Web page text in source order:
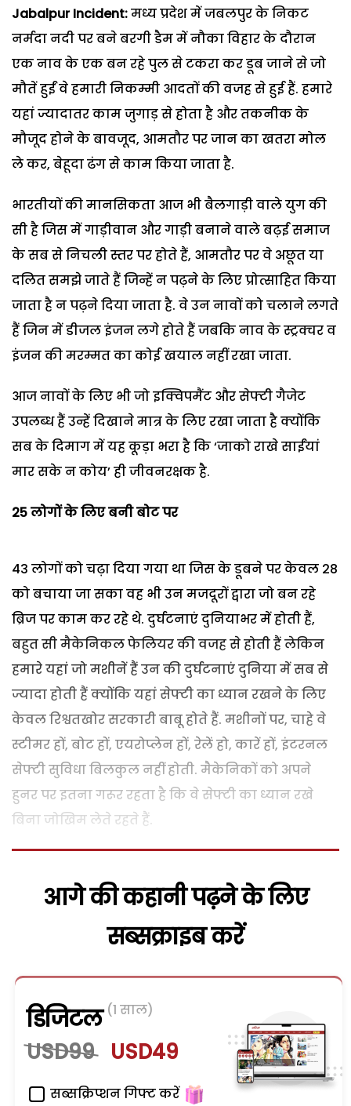
Jabalpur Incident:मध्य प्रदेश में जबलपुर के निकट
नर्मदा नदी पर बने बरगी डैम में नौका विहार के दौरान
एक नाव के एक बन रहे पुल से टकरा कर डूब जाने से जो
मौतें हुईं वे हमारी निकम्मी आदतों की वजह से हुई हैं. हमारे
यहां ज्यादातर काम जुगाड़ से होता है और तकनीक के
मौजूद होने के बावजूद, आमतौर पर जान का खतरा मोल
ले कर, बेहूदा ढंग से काम किया जाता है.
भारतीयों की मानसिकता आज भी बैलगाड़ी वाले युग की
सी है जिस में गाड़ीवान और गाड़ी बनाने वाले बढ़ई समाज
के सब से निचली स्तर पर होते हैं, आमतौर पर वे अछूत या
दलित समझे जाते हैं जिन्हें न पढ़ने के लिए प्रोत्साहित किया
जाता है न पढ़ने दिया जाता है. वे उन नावों को चलाने लगते
हैं जिन में डीजल इंजन लगे होते हैं जबकि नाव के स्ट्रक्चर व
इंजन की मरम्मत का कोई खयाल नहीं रखा जाता.
आज नावों के लिए भी जो इक्विपमैंट और सेफ्टी गैजेट
उपलब्ध हैं उन्हें दिखाने मात्र के लिए रखा जाता है क्योंकि
सब के दिमाग में यह कूड़ा भरा है कि ‘जाको राखे साईंयां
मार सके न कोय’ ही जीवनरक्षक है.
25 लोगों के लिए बनी बोट पर
43 लोगों को चढ़ा दिया गया था जिस के डूबने पर केवल 28
को बचाया जा सका वह भी उन मजदूरों द्वारा जो बन रहे
ब्रिज पर काम कर रहे थे. दुर्घटनाएं दुनियाभर में होती हैं,
बहुत सी मैकेनिकल फेलियर की वजह से होती हैं लेकिन
हमारे यहां जो मशीनें हैं उन की दुर्घटनाएं दुनिया में सब से
ज्यादा होती हैं क्योंकि यहां सेफ्टी का ध्यान रखने के लिए
केवल रिश्वतखोर सरकारी बाबू होते हैं. मशीनों पर, चाहे वे
स्टीमर हों, बोट हों, एयरोप्लेन हों, रेलें हो, कारें हों, इंटरनल
सेफ्टी सुविधा बिलकुल नहीं होती. मैकेनिकों को अपने
हुनर पर इतना गरूर रहता है कि वे सेफ्टी का ध्यान रखे
बिना जोखिम लेते रहते हैं.
आगे की कहानी पढ़ने के लिए
सब्सक्राइब करें
डिजिटल (1 साल)
USD99 USD49
सब्सक्रिप्शन गिफ्ट करें